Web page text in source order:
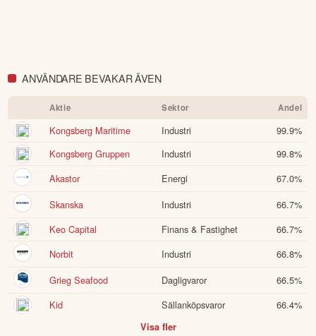
ANVÄNDARE BEVAKAR ÄVEN
Aktie Sektor Andel
Kongsberg Maritime Industri 99.9%
Kongsberg Gruppen
Industri 99.8%
Akastor
Energi 67.0%
Skanska
Industri 66.7%
Keo Capital
Finans & Fastighet 66.7%
Norbit
Industri 66.8%
Grieg Seafood
Dagligvaror 66.5%
Kid
Sällanköpsvaror 66.4%
Visa fler